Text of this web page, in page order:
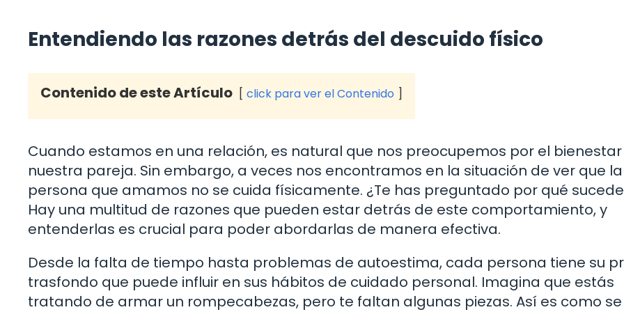
Entendiendo las razones detrás del descuido físico
Contenido de este Artículo click para ver el Contenido
Cuando estamos en una relación, es natural que nos preocupemos por el
nuestra pareja. Sin embargo, a veces nos encontramos en la situación de ver que la
persona que amamos no se cuida físicamente. ¿Te has preguntado por qué
Hay una multitud de razones que pueden estar detrás de este comportamiento, y
entenderlas es crucial para poder abordarlas de manera efectiva.
Desde la falta de tiempo hasta problemas de autoestima, cada persona tiene su
trasfondo que puede influir en sus hábitos de cuidado personal. Imagina que estás
tratando de armar un rompecabezas, pero te faltan algunas piezas. Así es como